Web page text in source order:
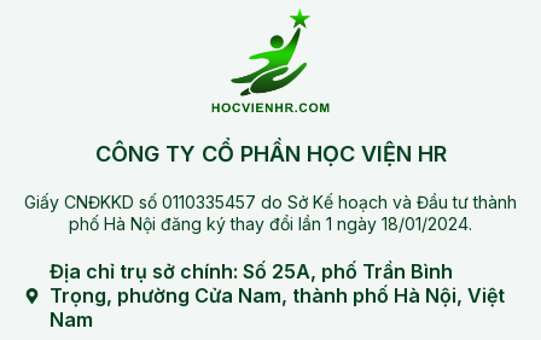
CÔNG TY CỔ PHẦN HỌC VIỆN HR
Giấy CNĐKKD số 0110335457 do Sở Kế hoạch và Đầu tư thành
phố Hà Nội đăng ký thay đổi lần 1 ngày 18/01/2024.
Địa chỉ trụ sở chính: Số 25A, phố Trần Bình
Trọng, phường Cửa Nam, thành phố Hà Nội, Việt
Nam